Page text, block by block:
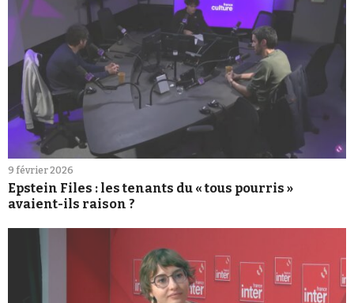
9 février 2026
Epstein Files : les tenants du « tous pourris »
avaient-ils raison ?